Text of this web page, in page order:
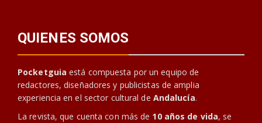
QUIENES SOMOS
Pocketguia está compuesta por un equipo de
redactores, diseñadores y publicistas de amplia
experiencia en el sector cultural de Andalucía.
La revista, que cuenta con más de 10 años de vida, se